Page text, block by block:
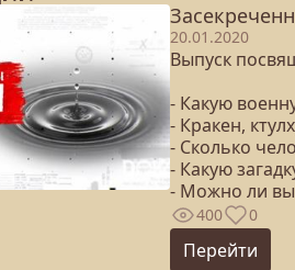
20.01.2020
Выпуск
- Какую
- Кракен,
- Сколько
- Какую
- Можно ли
400 0
Перейти